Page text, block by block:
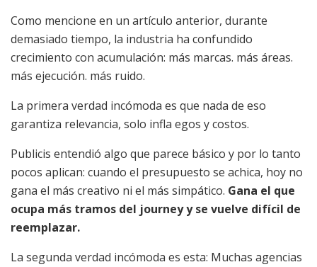
Como mencione en un artículo anterior, durante
demasiado tiempo, la industria ha confundido
crecimiento con acumulación: más marcas. más áreas.
más ejecución. más ruido.
La primera verdad incómoda es que nada de eso
garantiza relevancia, solo infla egos y costos.
Publicis entendió algo que parece básico y por lo tanto
pocos aplican: cuando el presupuesto se achica, hoy no
gana el más creativo ni el más simpático. Gana el que
ocupa más tramos del journey y se vuelve difícil de
reemplazar.
La segunda verdad incómoda es esta: Muchas agencias